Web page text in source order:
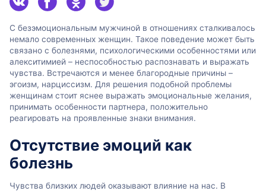
С безэмоциональным мужчиной в отношениях сталкивалось
немало современных женщин. Такое поведение может быть
связано с болезнями, психологическими особенностями или
алекситимией – неспособностью распознавать и выражать
чувства. Встречаются и менее благородные причины –
эгоизм, нарциссизм. Для решения подобной проблемы
женщинам стоит яснее выражать эмоциональные желания,
принимать особенности партнера, положительно
реагировать на проявленные знаки внимания.
Отсутствие эмоций как
болезнь
Чувства близких людей оказывают влияние на нас. В